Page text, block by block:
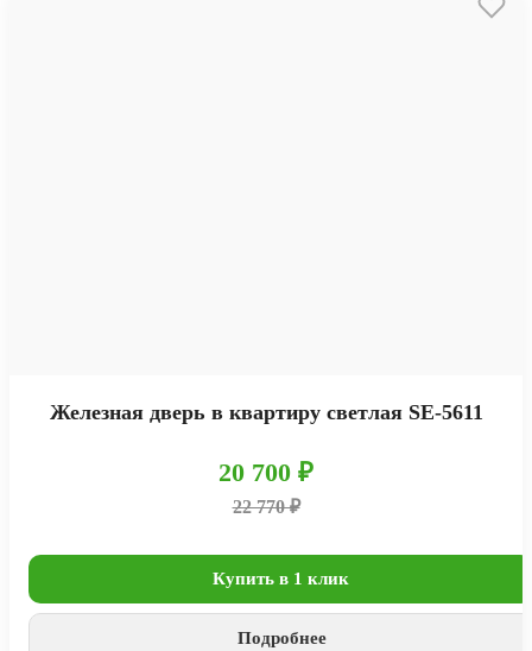
Железная дверь в квартиру светлая SE-5611
20 700 ₽
22 770 ₽
Купить в 1 клик
Подробнее